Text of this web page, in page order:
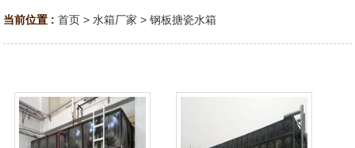
当前位置 :首页 >水箱厂家 >钢板搪瓷水箱